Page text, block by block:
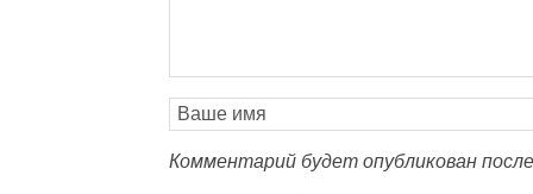
Комментарий будет опубликован